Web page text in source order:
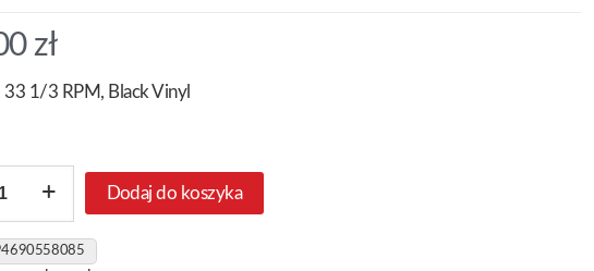
zł
33 1/3 RPM, Black Vinyl
Dodaj do koszyka